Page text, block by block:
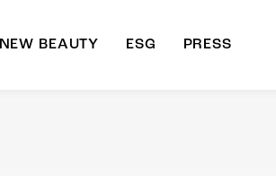
NEW BEAUTY ESG PRESS